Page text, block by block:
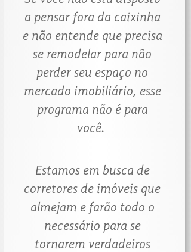
a pensar fora da caixinha
e não entende que precisa
se remodelar para não
perder seu espaço no
mercado imobiliário, esse
programa não é para
você.
Estamos em busca de
corretores de imóveis que
almejam e farão todo o
necessário para se
tornarem verdadeiros